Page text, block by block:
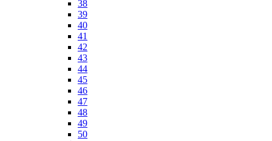
38
39
40
41
42
43
44
45
46
47
48
49
50